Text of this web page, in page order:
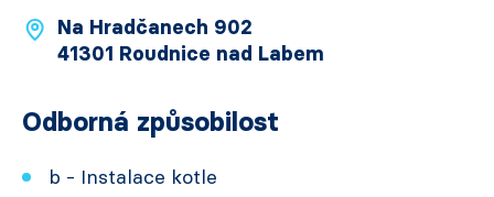
Na Hradčanech 902
41301 Roudnice nad Labem
Odborná způsobilost
b - Instalace kotle